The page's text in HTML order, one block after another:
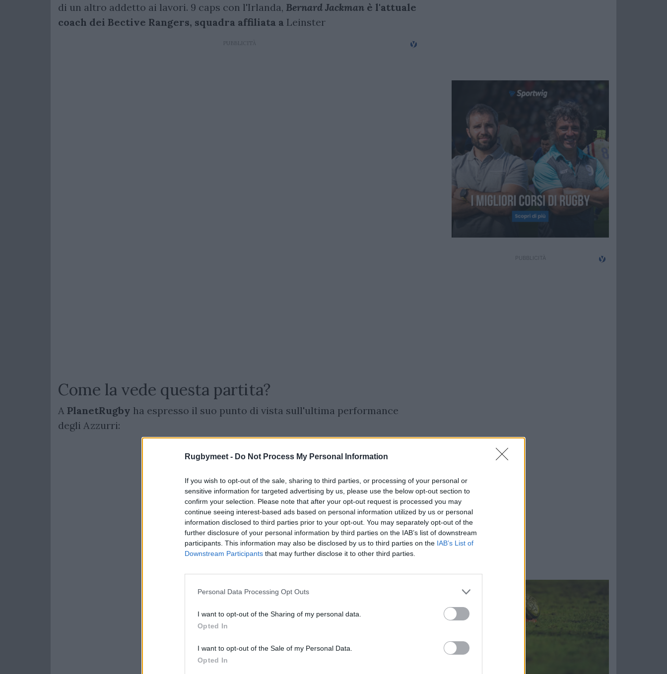
Rugbymeet - Do Not Process My Personal Information
If you wish to opt-out of the sale, sharing to third parties, or processing of your personal or
sensitive information for targeted advertising by us, please use the below opt-out section to
confirm your selection. Please note that after your opt-out request is processed you may
continue seeing interest-based ads based on personal information utilized by us or personal
information disclosed to third parties prior to your opt-out. You may separately opt-out of the
further disclosure of your personal information by third parties on the IAB’s list of downstream
participants. This information may also be disclosed by us to third parties on the IAB’s List of
Downstream Participants that may further disclose it to other third parties.
Personal Data Processing Opt Outs
I want to opt-out of the Sharing of my personal data.
Opted In
I want to opt-out of the Sale of my Personal Data.
Opted In
di un altro addetto ai lavori. 9 caps con l'Irlanda, Bernard Jackman è l'attuale
coach dei Bective Rangers, squadra affiliata a Leinster
Come la vede questa partita?
A PlanetRugby ha espresso il suo punto di vista sull'ultima performance
degli Azzurri: